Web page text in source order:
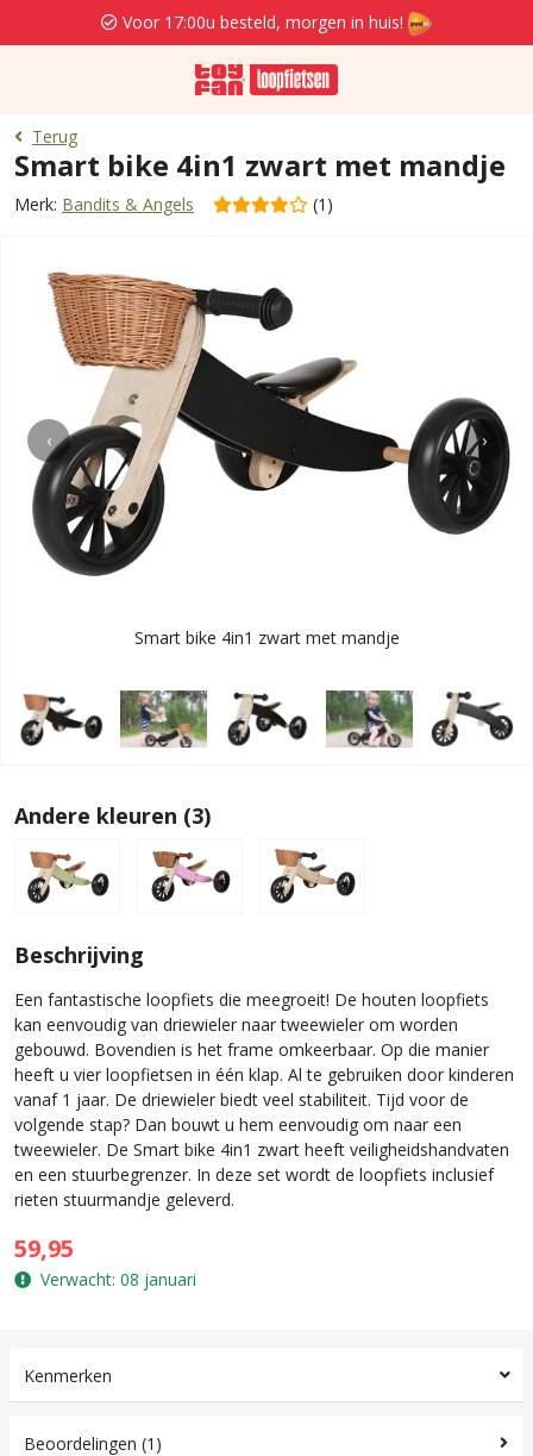
Voor 17:00u besteld, morgen in huis!
Terug
Smart bike 4in1 zwart met mandje
Merk: Bandits & Angels (1)
‹ ›
Smart bike 4in1 zwart met mandje
Andere kleuren (3)
Beschrijving
Een fantastische loopfiets die meegroeit! De houten loopfiets
kan eenvoudig van driewieler naar tweewieler om worden
gebouwd. Bovendien is het frame omkeerbaar. Op die manier
heeft u vier loopfietsen in één klap. Al te gebruiken door kinderen
vanaf 1 jaar. De driewieler biedt veel stabiliteit. Tijd voor de
volgende stap? Dan bouwt u hem eenvoudig om naar een
tweewieler. De Smart bike 4in1 zwart heeft veiligheidshandvaten
en een stuurbegrenzer. In deze set wordt de loopfiets inclusief
rieten stuurmandje geleverd.
59,95
Verwacht: 08 januari
Kenmerken
Beoordelingen (1)